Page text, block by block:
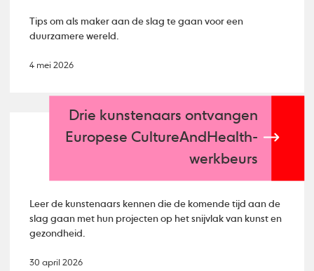
Tips om als maker aan de slag te gaan voor een
duurzamere wereld.
4 mei 2026
Drie kunstenaars ontvangen
Europese CultureAndHealth-
werkbeurs
Leer de kunstenaars kennen die de komende tijd aan de
slag gaan met hun projecten op het snijvlak van kunst en
gezondheid.
30 april 2026